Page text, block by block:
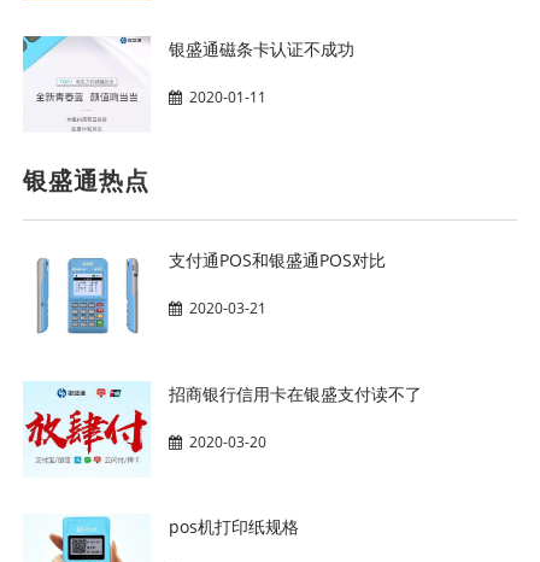
银盛通磁条卡认证不成功
2020-01-11
银盛通热点
支付通POS和银盛通POS对比
2020-03-21
招商银行信用卡在银盛支付读不了
2020-03-20
pos机打印纸规格